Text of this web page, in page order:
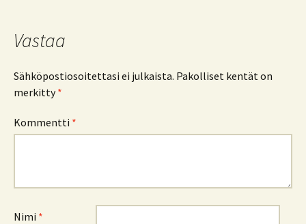
Vastaa
Sähköpostiosoitettasi ei julkaista. Pakolliset kentät on
merkitty*
Kommentti *
Nimi *